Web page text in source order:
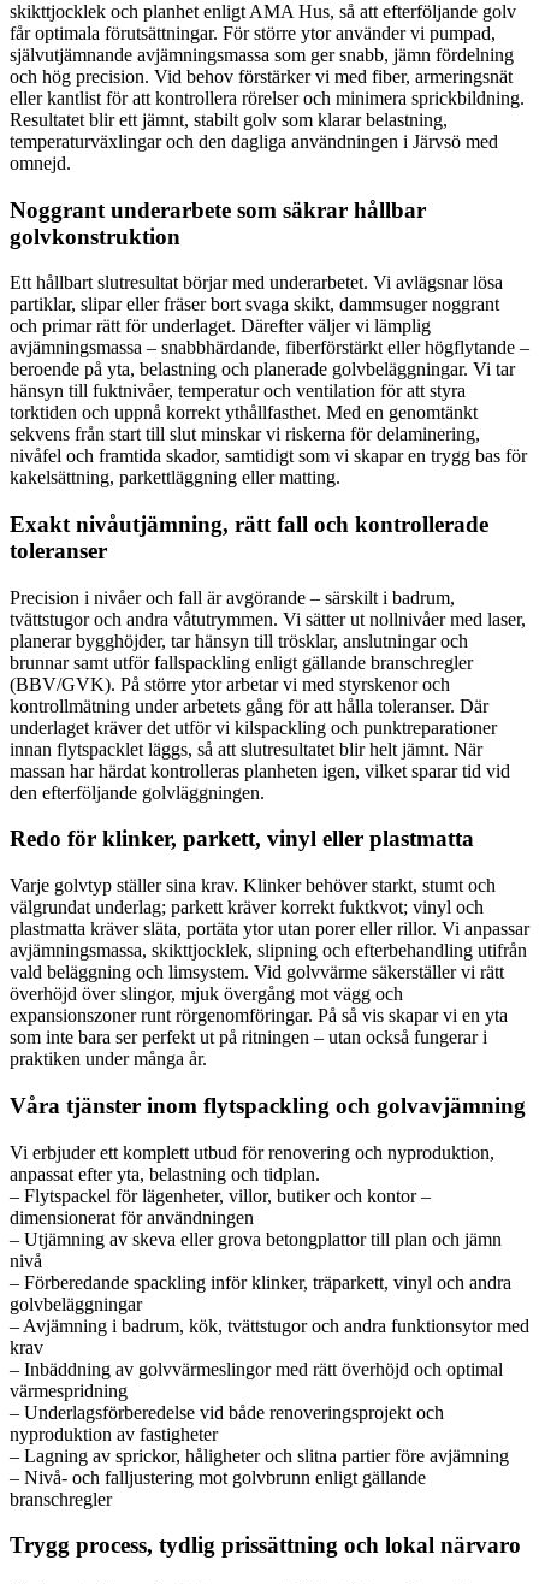
skikttjocklek och planhet enligt AMA Hus, så att efterföljande golv
får optimala förutsättningar. För större ytor använder vi pumpad,
självutjämnande avjämningsmassa som ger snabb, jämn fördelning
och hög precision. Vid behov förstärker vi med fiber, armeringsnät
eller kantlist för att kontrollera rörelser och minimera sprickbildning.
Resultatet blir ett jämnt, stabilt golv som klarar belastning,
temperaturväxlingar och den dagliga användningen i Järvsö med
omnejd.
Noggrant underarbete som säkrar hållbar
golvkonstruktion
Ett hållbart slutresultat börjar med underarbetet. Vi avlägsnar lösa
partiklar, slipar eller fräser bort svaga skikt, dammsuger noggrant
och primar rätt för underlaget. Därefter väljer vi lämplig
avjämningsmassa – snabbhärdande, fiberförstärkt eller högflytande –
beroende på yta, belastning och planerade golvbeläggningar. Vi tar
hänsyn till fuktnivåer, temperatur och ventilation för att styra
torktiden och uppnå korrekt ythållfasthet. Med en genomtänkt
sekvens från start till slut minskar vi riskerna för delaminering,
nivåfel och framtida skador, samtidigt som vi skapar en trygg bas för
kakelsättning, parkettläggning eller matting.
Exakt nivåutjämning, rätt fall och kontrollerade
toleranser
Precision i nivåer och fall är avgörande – särskilt i badrum,
tvättstugor och andra våtutrymmen. Vi sätter ut nollnivåer med laser,
planerar bygghöjder, tar hänsyn till trösklar, anslutningar och
brunnar samt utför fallspackling enligt gällande branschregler
(BBV/GVK). På större ytor arbetar vi med styrskenor och
kontrollmätning under arbetets gång för att hålla toleranser. Där
underlaget kräver det utför vi kilspackling och punktreparationer
innan flytspacklet läggs, så att slutresultatet blir helt jämnt. När
massan har härdat kontrolleras planheten igen, vilket sparar tid vid
den efterföljande golvläggningen.
Redo för klinker, parkett, vinyl eller plastmatta
Varje golvtyp ställer sina krav. Klinker behöver starkt, stumt och
välgrundat underlag; parkett kräver korrekt fuktkvot; vinyl och
plastmatta kräver släta, portäta ytor utan porer eller rillor. Vi anpassar
avjämningsmassa, skikttjocklek, slipning och efterbehandling utifrån
vald beläggning och limsystem. Vid golvvärme säkerställer vi rätt
överhöjd över slingor, mjuk övergång mot vägg och
expansionszoner runt rörgenomföringar. På så vis skapar vi en yta
som inte bara ser perfekt ut på ritningen – utan också fungerar i
praktiken under många år.
Våra tjänster inom flytspackling och golvavjämning
Vi erbjuder ett komplett utbud för renovering och nyproduktion,
anpassat efter yta, belastning och tidplan.
– Flytspackel för lägenheter, villor, butiker och kontor –
dimensionerat för användningen
– Utjämning av skeva eller grova betongplattor till plan och jämn
nivå
– Förberedande spackling inför klinker, träparkett, vinyl och andra
golvbeläggningar
– Avjämning i badrum, kök, tvättstugor och andra funktionsytor med
krav
– Inbäddning av golvvärmeslingor med rätt överhöjd och optimal
värmespridning
– Underlagsförberedelse vid både renoveringsprojekt och
nyproduktion av fastigheter
– Lagning av sprickor, håligheter och slitna partier före avjämning
– Nivå- och falljustering mot golvbrunn enligt gällande
branschregler
Trygg process, tydlig prissättning och lokal närvaro